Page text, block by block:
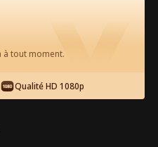
14
à tout moment.
Qualité HD 1080p